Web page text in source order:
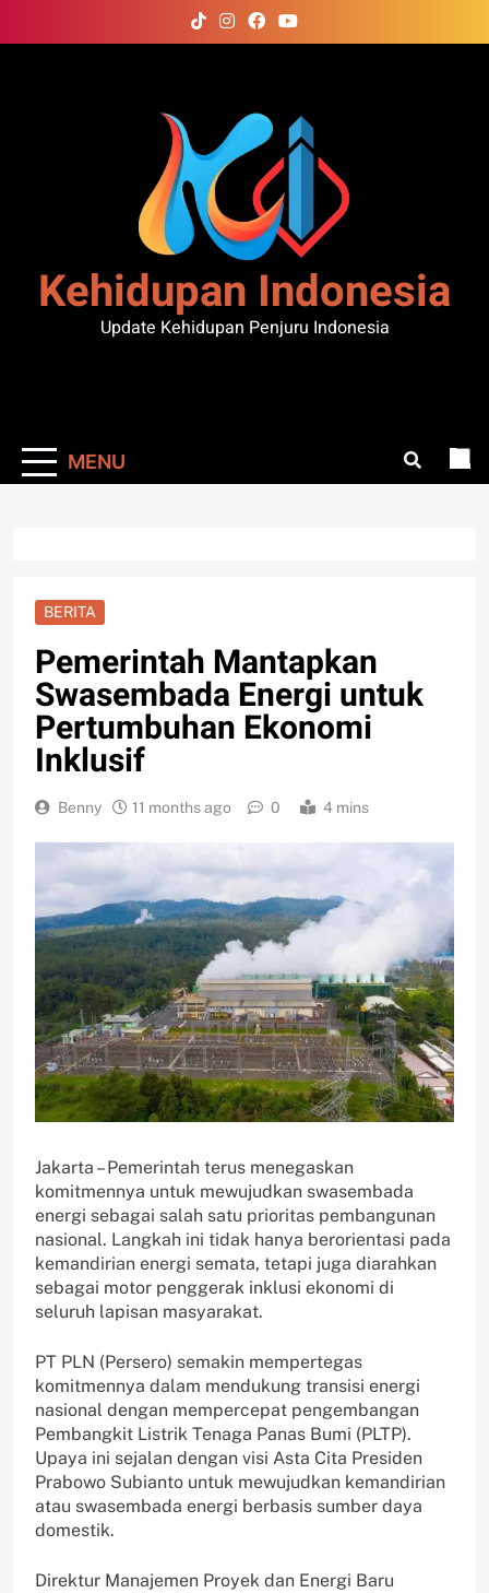
to
Kehidupan Indonesia
Update Kehidupan Penjuru Indonesia
MENU
BERITA
Pemerintah Mantapkan
Swasembada Energi untuk
Pertumbuhan Ekonomi
Inklusif
Benny 11 months ago 0 4 mins
Jakarta – Pemerintah terus menegaskan
komitmennya untuk mewujudkan swasembada
energi sebagai salah satu prioritas pembangunan
nasional. Langkah ini tidak hanya berorientasi pada
kemandirian energi semata, tetapi juga diarahkan
sebagai motor penggerak inklusi ekonomi di
seluruh lapisan masyarakat.
PT PLN (Persero) semakin mempertegas
komitmennya dalam mendukung transisi energi
nasional dengan mempercepat pengembangan
Pembangkit Listrik Tenaga Panas Bumi (PLTP).
Upaya ini sejalan dengan visi Asta Cita Presiden
Prabowo Subianto untuk mewujudkan kemandirian
atau swasembada energi berbasis sumber daya
domestik.
Direktur Manajemen Proyek dan Energi Baru